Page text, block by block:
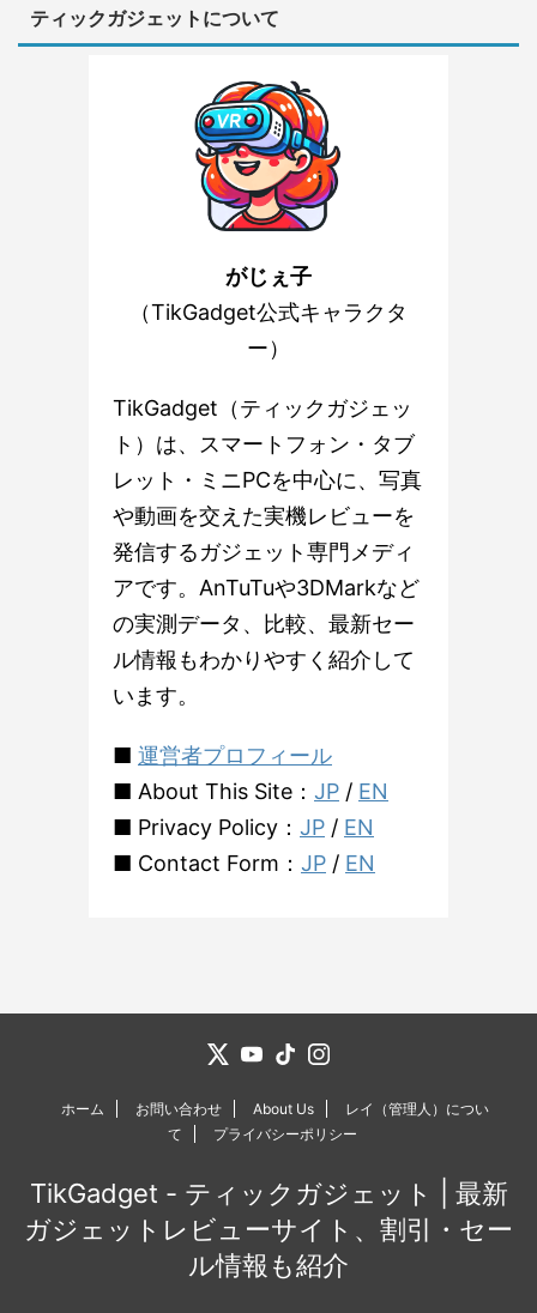
ティックガジェットについて
がじぇ子
（TikGadget公式キャラクタ
ー）
TikGadget（ティックガジェッ
ト）は、スマートフォン・タブ
レット・ミニPCを中心に、写真
や動画を交えた実機レビューを
発信するガジェット専門メディ
アです。AnTuTuや3DMarkなど
の実測データ、比較、最新セー
ル情報もわかりやすく紹介して
います。
■ 運営者プロフィール
■ About This Site： JP / EN
■ Privacy Policy： JP / EN
■ Contact Form： JP / EN
ホーム お問い合わせ About Us
レイ（管理人）につい
て
プライバシーポリシー
TikGadget - ティックガジェット | 最新
ガジェットレビューサイト、割引・セー
ル情報も紹介